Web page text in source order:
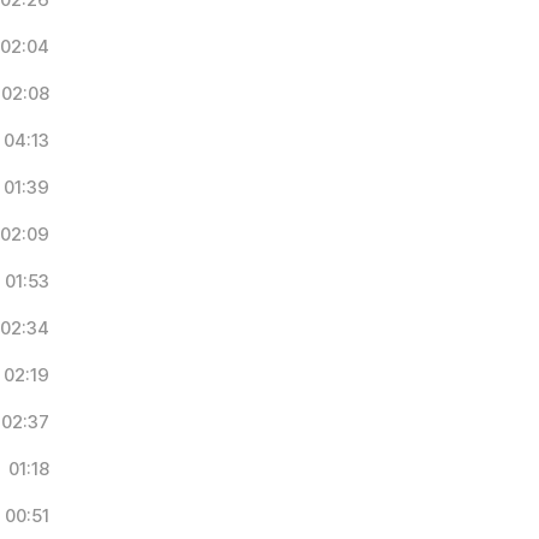
02:04
02:08
04:13
01:39
02:09
01:53
02:34
02:19
02:37
01:18
00:51